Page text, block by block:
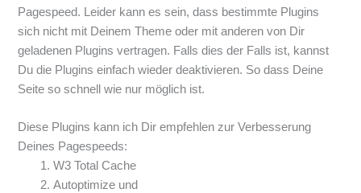
Pagespeed. Leider kann es sein, dass bestimmte Plugins
sich nicht mit Deinem Theme oder mit anderen von Dir
geladenen Plugins vertragen. Falls dies der Falls ist, kannst
Du die Plugins einfach wieder deaktivieren. So dass Deine
Seite so schnell wie nur möglich ist.
Diese Plugins kann ich Dir empfehlen zur Verbesserung
Deines Pagespeeds:
W3 Total Cache
Autoptimize und